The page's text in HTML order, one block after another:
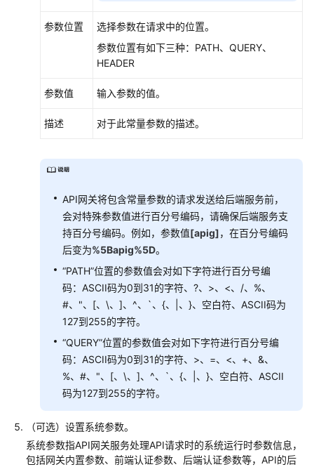
参数位置
选择参数在请求中的位置。
参数位置有如下三种：PATH、QUERY、
HEADER
参数值 输入参数的值。
描述 对于此常量参数的描述。
API网关将包含常量参数的请求发送给后端服务前，
会对特殊参数值进行百分号编码，请确保后端服务支
持百分号编码。例如，参数值[apig]，在百分号编码
后变为%5Bapig%5D。
“PATH”位置的参数值会对如下字符进行百分号编
码：ASCII码为0到31的字符、?、>、<、/、%、
#、"、[、\、]、^、`、{、|、}、空白符、ASCII码为
127到255的字符。
“QUERY”位置的参数值会对如下字符进行百分号编
码：ASCII码为0到31的字符、>、=、<、+、&、
%、#、"、[、\、]、^、`、{、|、}、空白符、ASCII
码为127到255的字符。
（可选）设置系统参数。
系统参数指API网关服务处理API请求时的系统运行时参数信息，
包括网关内置参数、前端认证参数、后端认证参数等，API的后